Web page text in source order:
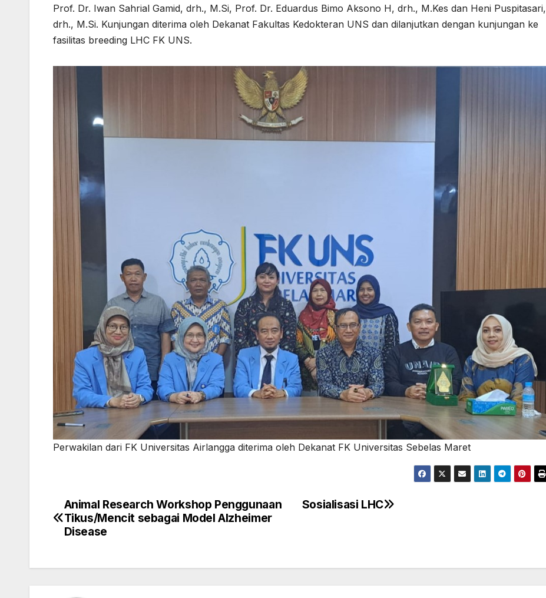
Prof. Dr. Iwan Sahrial Gamid, drh., M.Si, Prof. Dr. Eduardus Bimo Aksono H, drh., M.Kes dan Heni Puspitasari,
drh., M.Si. Kunjungan diterima oleh Dekanat Fakultas Kedokteran UNS dan dilanjutkan dengan kunjungan ke
fasilitas breeding LHC FK UNS.
Perwakilan dari FK Universitas Airlangga diterima oleh Dekanat FK Universitas Sebelas Maret
Post
navigation
Sosialisasi LHC
Animal Research Workshop Penggunaan
Tikus/Mencit sebagai Model Alzheimer
Disease